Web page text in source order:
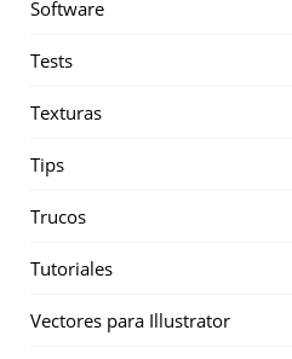
Software
Tests
Texturas
Tips
Trucos
Tutoriales
Vectores para Illustrator